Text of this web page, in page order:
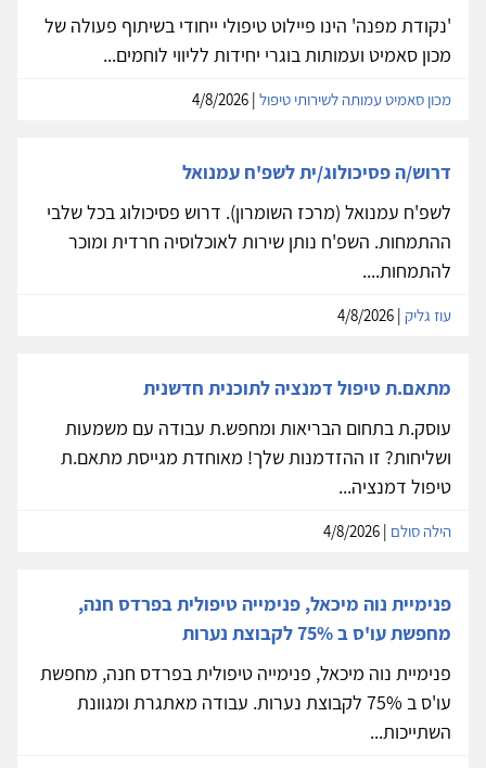
'נקודת מפנה' הינו פיילוט טיפולי ייחודי בשיתוף פעולה של
מכון סאמיט ועמותות בוגרי יחידות לליווי לוחמים...
מכון סאמיט עמותה לשירותי טיפול
דרוש/ה פסיכולוג/ית לשפ'ח עמנואל
לשפ'ח עמנואל (מרכז השומרון). דרוש פסיכולוג בכל שלבי
ההתמחות. השפ'ח נותן שירות לאוכלוסיה חרדית ומוכר
להתמחות....
עוז גליק
מתאם.ת טיפול דמנציה לתוכנית חדשנית
עוסק.ת בתחום הבריאות ומחפש.ת עבודה עם משמעות
ושליחות? זו ההזדמנות שלך! מאוחדת מגייסת מתאם.ת
טיפול דמנציה...
הילה סולם
פנימיית נוה מיכאל, פנימייה טיפולית בפרדס חנה,
מחפשת עו'ס ב 75% לקבוצת נערות
פנימיית נוה מיכאל, פנימייה טיפולית בפרדס חנה, מחפשת
עו'ס ב 75% לקבוצת נערות. עבודה מאתגרת ומגוונת
השתייכות...